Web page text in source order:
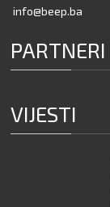
info@beep.ba
PARTNERI
VIJESTI